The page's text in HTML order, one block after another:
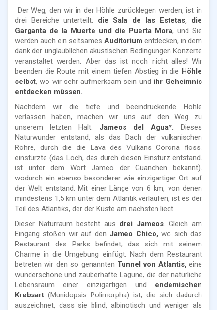
Der Weg, den wir in der Höhle zurücklegen werden, ist in
drei Bereiche unterteilt: die Sala de las Estetas, die
Garganta de la Muerte und die Puerta Mora, und Sie
werden auch ein seltsames Auditorium entdecken, in dem
dank der unglaublichen akustischen Bedingungen Konzerte
veranstaltet werden. Aber das ist noch nicht alles! Wir
beenden die Route mit einem tiefen Abstieg in die Höhle
selbst, wo wir sehr aufmerksam sein und ihr Geheimnis
entdecken müssen.
Nachdem wir die tiefe und beeindruckende Höhle
verlassen haben, machen wir uns auf den Weg zu
unserem letzten Halt: Jameos del Agua*. Dieses
Naturwunder entstand, als das Dach der vulkanischen
Röhre, durch die die Lava des Vulkans Corona floss,
einstürzte (das Loch, das durch diesen Einsturz entstand,
ist unter dem Wort Jameo der Guanchen bekannt),
wodurch ein ebenso besonderer wie einzigartiger Ort auf
der Welt entstand. Mit einer Länge von 6 km, von denen
mindestens 1,5 km unter dem Atlantik verlaufen, ist es der
Teil des Atlantiks, der der Küste am nächsten liegt.
Dieser Naturraum besteht aus drei Jameos. Gleich am
Eingang stoßen wir auf den Jameo Chico, wo sich das
Restaurant des Parks befindet, das sich mit seinem
Charme in die Umgebung einfügt. Nach dem Restaurant
betreten wir den so genannten Tunnel von Atlantis, eine
wunderschöne und zauberhafte Lagune, die der natürliche
Lebensraum einer einzigartigen und endemischen
Krebsart (Munidopsis Polimorpha) ist, die sich dadurch
auszeichnet, dass sie blind, albinotisch und weniger als